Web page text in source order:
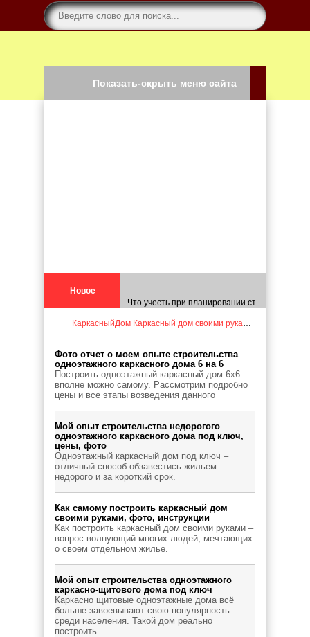
Показать-скрыть меню сайта
Новое
Каркасные дома: Современное решение для
Удаление железа из воды: Эффективные
Быстровозводимые здания из
Виды строительных лесов
Строительство бани своими руками: выбор
Какой грунт купить на свой приусадебный
КаркасныйДом Каркасный дом своими руками
Фото отчет о моем опыте строительства
одноэтажного каркасного дома 6 на 6
Построить одноэтажный каркасный дом 6x6
вполне можно самому. Рассмотрим подробно
цены и все этапы возведения данного
Мой опыт строительства недорогого
одноэтажного каркасного дома под ключ,
цены, фото
Одноэтажный каркасный дом под ключ –
отличный способ обзавестись жильем
недорого и за короткий срок.
Как самому построить каркасный дом
своими руками, фото, инструкции
Как построить каркасный дом своими руками –
вопрос волнующий многих людей, мечтающих
о своем отдельном жилье.
Мой опыт строительства одноэтажного
каркасно-щитового дома под ключ
Каркасно щитовые одноэтажные дома всё
больше завоевывают свою популярность
среди населения. Такой дом реально
построить